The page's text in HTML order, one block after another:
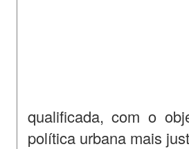
qualificada, com o
política urbana mais